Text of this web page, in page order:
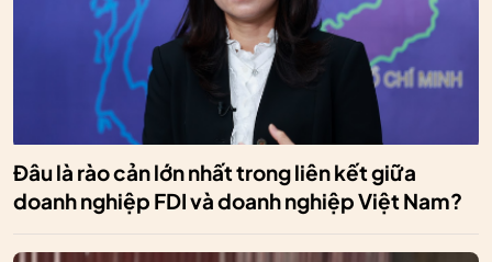
Đâu là rào cản lớn nhất trong liên kết giữa
doanh nghiệp FDI và doanh nghiệp Việt Nam?